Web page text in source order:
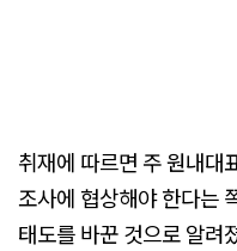
취재에 따르면 주 원내대
조사에 협상해야 한다는
태도를 바꾼 것으로 알려